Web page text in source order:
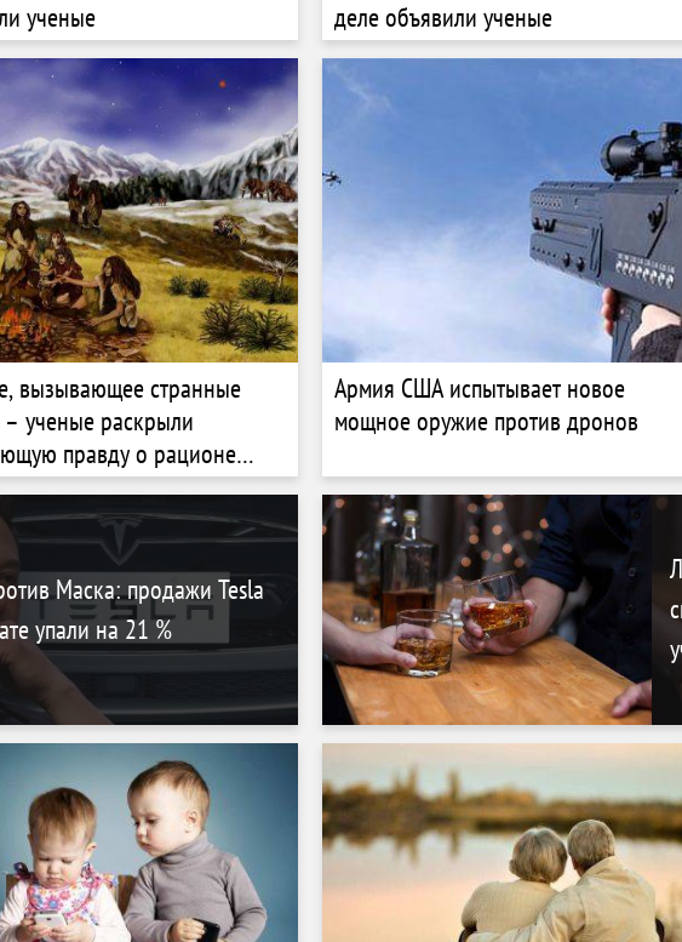
ученые
деле объявили ученые
вызывающее странные
ученые раскрыли
правду о рационе
людей
Армия США испытывает новое
мощное оружие против дронов
Маска: продажи Tesla
упали на 21 %